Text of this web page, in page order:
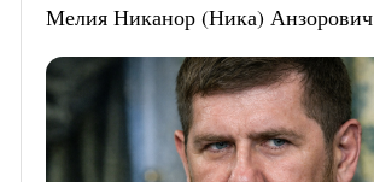
Мелия Никанор (Ника) Анзорович